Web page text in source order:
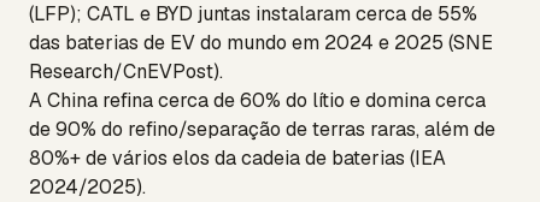
(LFP); CATL e BYD juntas instalaram cerca de 55%
das baterias de EV do mundo em 2024 e 2025 (SNE
Research/CnEVPost).
A China refina cerca de 60% do lítio e domina cerca
de 90% do refino/separação de terras raras, além de
80%+ de vários elos da cadeia de baterias (IEA
2024/2025).